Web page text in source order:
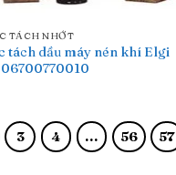
TÁCH NHỚT
tách dầu máy nén khí Elgi
3 4 … 56 57